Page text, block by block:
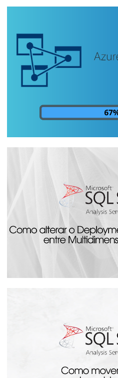
[Evento Presencial]
relatórios de bilhões
milhares de pessoas
25 de abril de 2025 5 min de
Analysis Services -
andamento/progresso
processamento dos
Server
14 de agosto de 2023 24 min
Multidimensional e
20 de julho de 2023 4 min de